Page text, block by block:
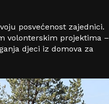
posvećenost zajednici.
volonterskim projektima –
djeci iz domova za